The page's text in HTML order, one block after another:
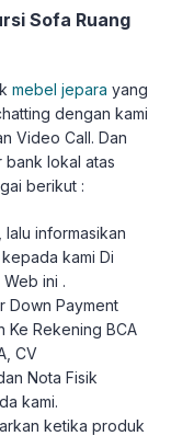
Sofa Ruang
mebel jepara yang
dengan kami
Video Call. Dan
bank lokal atas
berikut :
informasikan
kami Di
ini .
Down Payment
Rekening BCA
CV
Nota Fisik
kami.
ketika produk